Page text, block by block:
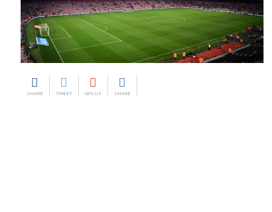
SHARE TWEET GPLUS SHARE